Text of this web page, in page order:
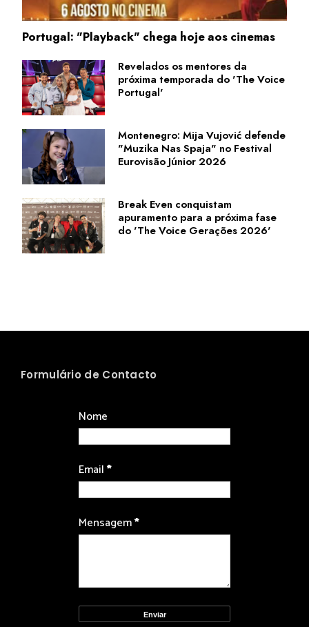
Portugal: "Playback" chega hoje aos cinemas
Revelados os mentores da
próxima temporada do 'The Voice
Portugal'
Montenegro: Mija Vujović defende
"Muzika Nas Spaja" no Festival
Eurovisão Júnior 2026
Break Even conquistam
apuramento para a próxima fase
do 'The Voice Gerações 2026'
Formulário de Contacto
Nome
Email*
Mensagem*